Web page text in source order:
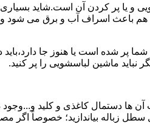
پر کردن آن است.شاید بسیاری
هم باعث اسراف آب و برق می
شده است یا هنوز جا
دستمال کاغذی و کلید و...وجود
سطل زباله بیاندازید؛ خصوصاً